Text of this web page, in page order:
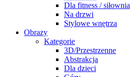
Dla fitness / siłownia
Na drzwi
Stylowe wnętrza
Obrazy
Kategorie
3D/Przestrzenne
Abstrakcja
Dla dzieci